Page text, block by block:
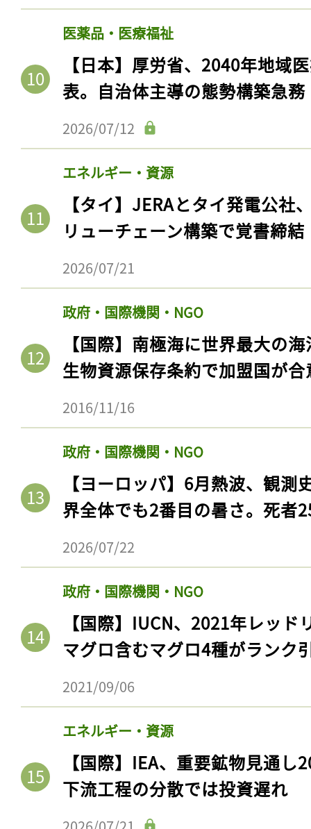
医薬品・医療福祉
【日本】厚労省、2040年地域
表。自治体主導の態勢構築急務
2026/07/12
エネルギー・資源
【タイ】JERAとタイ発電公社
リューチェーン構築で覚書締結
2026/07/21
政府・国際機関・NGO
【国際】南極海に世界最大の
生物資源保存条約で加盟国が合
2016/11/16
政府・国際機関・NGO
【ヨーロッパ】6月熱波、観
界全体でも2番目の暑さ。死者
2026/07/22
政府・国際機関・NGO
【国際】IUCN、2021年レッ
マグロ含むマグロ4種がランク
2021/09/06
エネルギー・資源
【国際】IEA、重要鉱物見通
下流工程の分散では投資遅れ